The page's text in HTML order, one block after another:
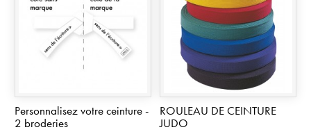
Personnalisez votre ceinture -
2 broderies
ROULEAU DE CEINTURE
JUDO